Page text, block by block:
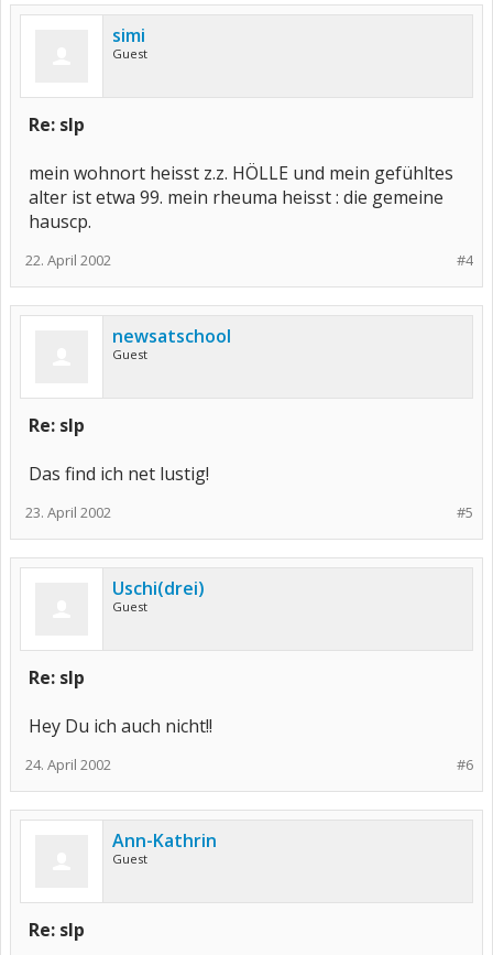
simi
Guest
Re: slp
mein wohnort heisst z.z. HÖLLE und mein gefühltes
alter ist etwa 99. mein rheuma heisst : die gemeine
hauscp.
#4
22. April 2002
newsatschool
Guest
Re: slp
Das find ich net lustig!
#5
23. April 2002
Uschi(drei)
Guest
Re: slp
Hey Du ich auch nicht!!
#6
24. April 2002
Ann-Kathrin
Guest
Re: slp